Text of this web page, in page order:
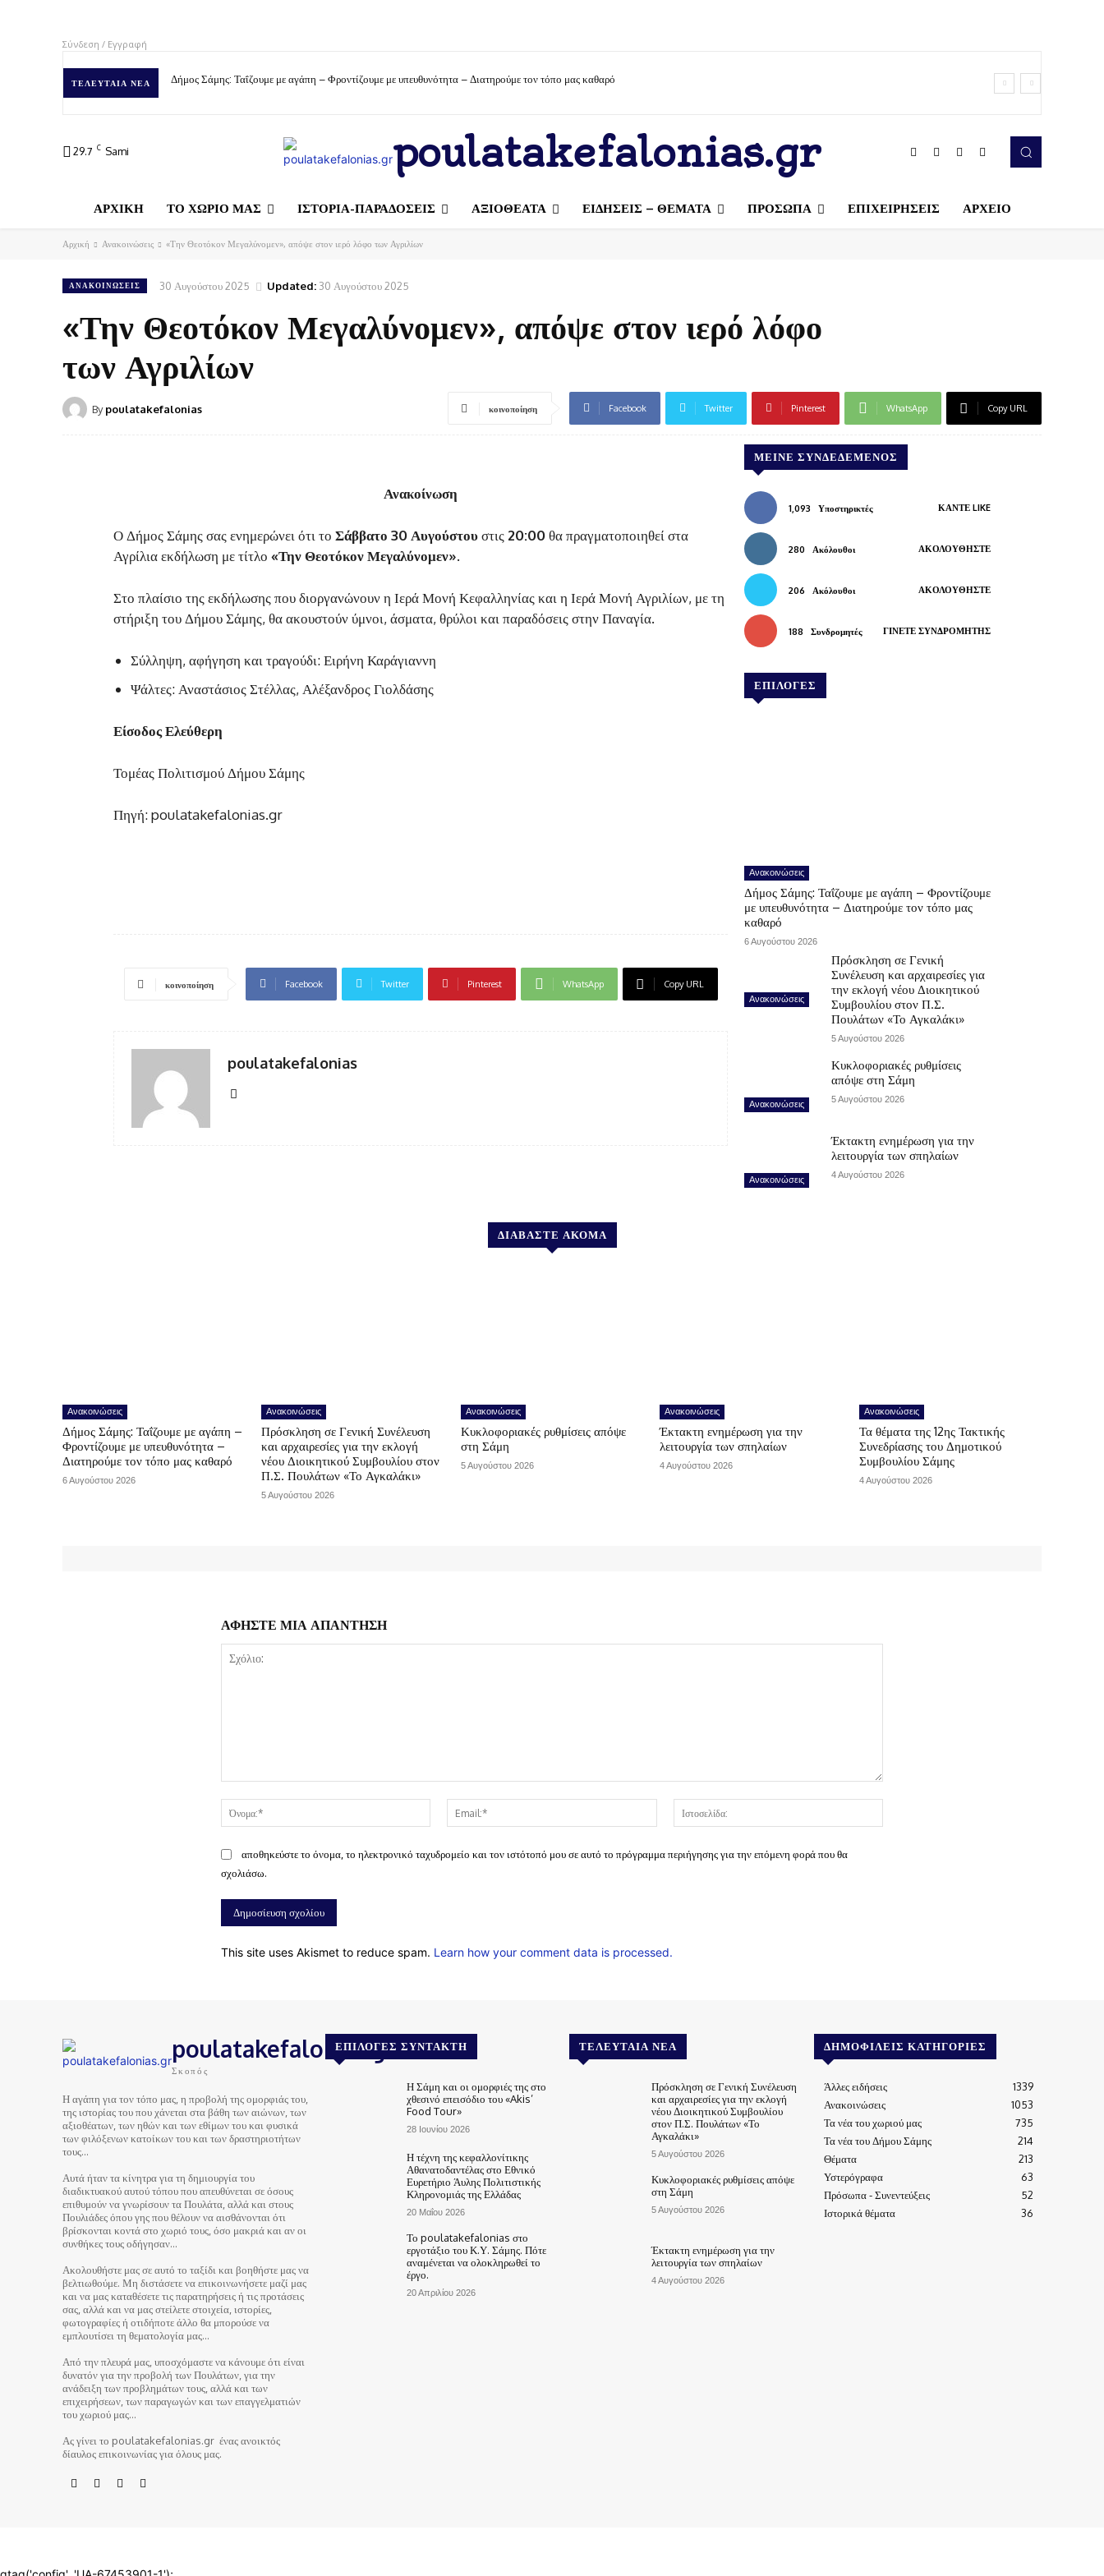
Σύνδεση / Εγγραφή
ΤΕΛΕΥΤΑΊΑ ΝΈΑ Δήμος Σάμης: Ταΐζουμε με αγάπη – Φροντίζουμε με υπευθυνότητα – Διατηρούμε τον τόπο μας καθαρό
29.7 C Sami poulatakefalonias.gr
ΑΡΧΙΚΗ ΤΟ ΧΩΡΙΟ ΜΑΣ ΙΣΤΟΡΙΑ-ΠΑΡΑΔΟΣΕΙΣ ΑΞΙΟΘΕΑΤΑ ΕΙΔΗΣΕΙΣ – ΘΕΜΑΤΑ ΠΡΟΣΩΠΑ ΕΠΙΧΕΙΡΗΣΕΙΣ ΑΡΧΕΙΟ
Αρχική Ανακοινώσεις «Την Θεοτόκον Μεγαλύνομεν», απόψε στον ιερό λόφο των Αγριλίων
ΑΝΑΚΟΙΝΏΣΕΙΣ 30 Αυγούστου 2025 Updated: 30 Αυγούστου 2025
«Την Θεοτόκον Μεγαλύνομεν», απόψε στον ιερό λόφο
των Αγριλίων
By poulatakefalonias κοινοποίηση Facebook Twitter Pinterest WhatsApp Copy URL
Ανακοίνωση
Ο Δήμος Σάμης σας ενημερώνει ότι το Σάββατο 30 Αυγούστουστις 20:00θα πραγματοποιηθεί στα
Αγρίλια εκδήλωση με τίτλο «Την Θεοτόκον Μεγαλύνομεν».
Στο πλαίσιο της εκδήλωσης που διοργανώνουν η Ιερά Μονή Κεφαλληνίας και η Ιερά Μονή Αγριλίων, με τη
στήριξη του Δήμου Σάμης, θα ακουστούν ύμνοι, άσματα, θρύλοι και παραδόσεις στην Παναγία.
Σύλληψη, αφήγηση και τραγούδι: Ειρήνη Καράγιαννη
Ψάλτες: Αναστάσιος Στέλλας, Αλέξανδρος Γιολδάσης
Είσοδος Ελεύθερη
Τομέας Πολιτισμού Δήμου Σάμης
Πηγή: poulatakefalonias.gr
κοινοποίηση Facebook Twitter Pinterest WhatsApp Copy URL
poulatakefalonias
ΜΕΊΝΕ ΣΥΝΔΕΔΕΜΈΝΟΣ
1,093 Υποστηρικτές ΚΆΝΤΕ LIKE
280 Ακόλουθοι ΑΚΟΛΟΥΘΉΣΤΕ
206 Ακόλουθοι ΑΚΟΛΟΥΘΉΣΤΕ
188 Συνδρομητές ΓΊΝΕΤΕ ΣΥΝΔΡΟΜΗΤΉΣ
ΕΠΙΛΟΓΕΣ
Ανακοινώσεις
Δήμος Σάμης: Ταΐζουμε με αγάπη – Φροντίζουμε
με υπευθυνότητα – Διατηρούμε τον τόπο μας
καθαρό
6 Αυγούστου 2026
Ανακοινώσεις
Πρόσκληση σε Γενική
Συνέλευση και αρχαιρεσίες για
την εκλογή νέου Διοικητικού
Συμβουλίου στον Π.Σ.
Πουλάτων «Το Αγκαλάκι»
5 Αυγούστου 2026
Ανακοινώσεις
Κυκλοφοριακές ρυθμίσεις
απόψε στη Σάμη
5 Αυγούστου 2026
Ανακοινώσεις
Έκτακτη ενημέρωση για την
λειτουργία των σπηλαίων
4 Αυγούστου 2026
ΔΙΑΒΑΣΤΕ ΑΚΟΜΑ
Ανακοινώσεις
Δήμος Σάμης: Ταΐζουμε με αγάπη –
Φροντίζουμε με υπευθυνότητα –
Διατηρούμε τον τόπο μας καθαρό
6 Αυγούστου 2026
Ανακοινώσεις
Πρόσκληση σε Γενική Συνέλευση
και αρχαιρεσίες για την εκλογή
νέου Διοικητικού Συμβουλίου στον
Π.Σ. Πουλάτων «Το Αγκαλάκι»
5 Αυγούστου 2026
Ανακοινώσεις
Κυκλοφοριακές ρυθμίσεις απόψε
στη Σάμη
5 Αυγούστου 2026
Ανακοινώσεις
Έκτακτη ενημέρωση για την
λειτουργία των σπηλαίων
4 Αυγούστου 2026
Ανακοινώσεις
Τα θέματα της 12ης Τακτικής
Συνεδρίασης του Δημοτικού
Συμβουλίου Σάμης
4 Αυγούστου 2026
ΑΦΗΣΤΕ ΜΙΑ ΑΠΑΝΤΗΣΗ
Όνομα:*
Email:*
αποθηκεύστε το όνομα, το ηλεκτρονικό ταχυδρομείο και τον ιστότοπό μου σε αυτό το πρόγραμμα περιήγησης για την επόμενη φορά που θα
σχολιάσω.
This site uses Akismet to reduce spam. Learn how your comment data is processed.
poulatakefalonias.gr
Σκοπός
Η αγάπη για τον τόπο μας, η προβολή της ομορφιάς του,
της ιστορίας του που χάνεται στα βάθη των αιώνων, των
αξιοθέατων, των ηθών και των εθίμων του και φυσικά
των φιλόξενων κατοίκων του και των δραστηριοτήτων
τους…
Αυτά ήταν τα κίνητρα για τη δημιουργία του
διαδικτυακού αυτού τόπου που απευθύνεται σε όσους
επιθυμούν να γνωρίσουν τα Πουλάτα, αλλά και στους
Πουλιάδες όπου γης που θέλουν να αισθάνονται ότι
βρίσκονται κοντά στο χωριό τους, όσο μακριά και αν οι
συνθήκες τους οδήγησαν…
Ακολουθήστε μας σε αυτό το ταξίδι και βοηθήστε μας να
βελτιωθούμε. Μη διστάσετε να επικοινωνήσετε μαζί μας
και να μας καταθέσετε τις παρατηρήσεις ή τις προτάσεις
σας, αλλά και να μας στείλετε στοιχεία, ιστορίες,
φωτογραφίες ή οτιδήποτε άλλο θα μπορούσε να
εμπλουτίσει τη θεματολογία μας…
Από την πλευρά μας, υποσχόμαστε να κάνουμε ότι είναι
δυνατόν για την προβολή των Πουλάτων, για την
ανάδειξη των προβλημάτων τους, αλλά και των
επιχειρήσεων, των παραγωγών και των επαγγελματιών
του χωριού μας…
Ας γίνει το poulatakefalonias.gr ένας ανοικτός
δίαυλος επικοινωνίας για όλους μας.
ΕΠΙΛΟΓΈΣ ΣΥΝΤΆΚΤΗ
Η Σάμη και οι ομορφιές της στο
χθεσινό επεισόδιο του «Akis’
Food Tour»
28 Ιουνίου 2026
Η τέχνη της κεφαλλονίτικης
Αθανατοδαντέλας στο Εθνικό
Ευρετήριο Άυλης Πολιτιστικής
Κληρονομιάς της Ελλάδας
20 Μαΐου 2026
Το poulatakefalonias στο
εργοτάξιο του Κ.Υ. Σάμης. Πότε
αναμένεται να ολοκληρωθεί το
έργο.
20 Απριλίου 2026
ΤΕΛΕΥΤΑΊΑ ΝΈΑ
Πρόσκληση σε Γενική Συνέλευση
και αρχαιρεσίες για την εκλογή
νέου Διοικητικού Συμβουλίου
στον Π.Σ. Πουλάτων «Το
Αγκαλάκι»
5 Αυγούστου 2026
Κυκλοφοριακές ρυθμίσεις απόψε
στη Σάμη
5 Αυγούστου 2026
Έκτακτη ενημέρωση για την
λειτουργία των σπηλαίων
4 Αυγούστου 2026
ΔΗΜΟΦΙΛΕΊΣ ΚΑΤΗΓΟΡΊΕΣ
Άλλες ειδήσεις
1339
Ανακοινώσεις
1053
Τα νέα του χωριού μας
735
Τα νέα του Δήμου Σάμης
214
Θέματα
213
Υστερόγραφα
63
Πρόσωπα - Συνεντεύξεις
52
Ιστορικά θέματα
36